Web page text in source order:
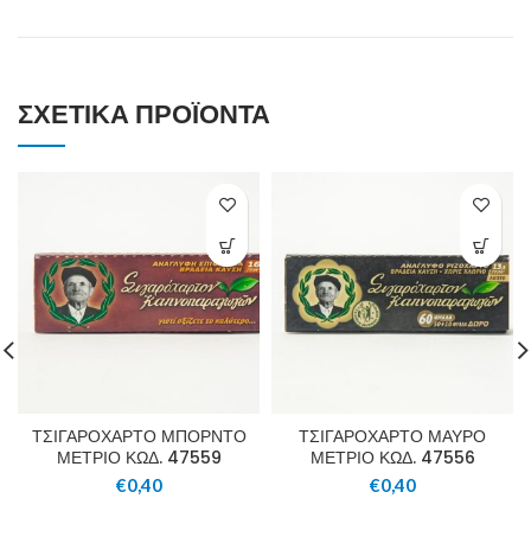
ΣΧΕΤΙΚΆ ΠΡΟΪΌΝΤΑ
ΤΣΙΓΑΡΟΧΑΡΤΟ ΜΠΟΡΝΤΟ
ΜΕΤΡΙΟ ΚΩΔ. 47559
€0,40
ΤΣΙΓΑΡΟΧΑΡΤΟ ΜΑΥΡΟ
ΜΕΤΡΙΟ ΚΩΔ. 47556
€0,40